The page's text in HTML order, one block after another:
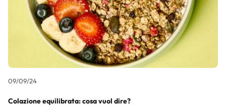
09/09/24
Colazione equilibrata: cosa vuol dire?